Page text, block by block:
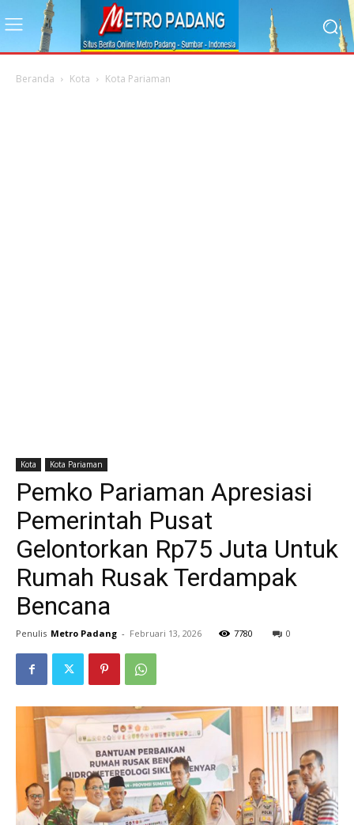
Beranda Kota Kota Pariaman
Kota Kota Pariaman
Pemko Pariaman Apresiasi
Pemerintah Pusat
Gelontorkan Rp75 Juta Untuk
Rumah Rusak Terdampak
Bencana
Penulis Metro Padang - Februari 13, 2026 7780 0